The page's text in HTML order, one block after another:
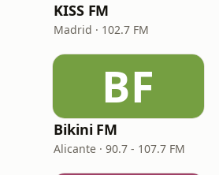
KISS FM
Madrid · 102.7 FM
BF
Bikini FM
Alicante · 90.7 - 107.7 FM